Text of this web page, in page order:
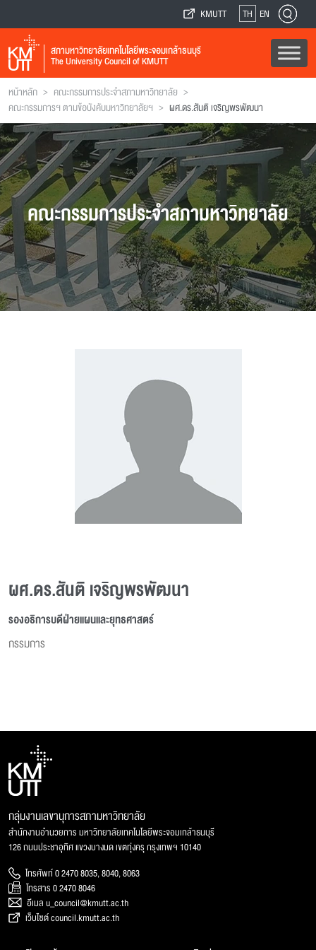
KMUTT TH EN
สภามหาวิทยาลัยเทคโนโลยีพระจอมเกล้าธนบุรี
The University Council of KMUTT
หน้าหลัก > คณะกรรมการประจำสภามหาวิทยาลัย >
คณะกรรมการฯ ตามข้อบังคับมหาวิทยาลัยฯ > ผศ.ดร.สันติ เจริญพรพัฒนา
คณะกรรมการประจำสภามหาวิทยาลัย
ผศ.ดร.สันติ เจริญพรพัฒนา
รองอธิการบดีฝ่ายแผนและยุทธศาสตร์
กรรมการ
กลุ่มงานเลขานุการสภามหาวิทยาลัย
สำนักงานอำนวยการ มหาวิทยาลัยเทคโนโลยีพระจอมเกล้าธนบุรี
126 ถนนประชาอุทิศ แขวงบางมด เขตทุ่งครุ กรุงเทพฯ 10140
โทรศัพท์ 0 2470 8035, 8040, 8063
โทรสาร 0 2470 8046
อีเมล u_council@kmutt.ac.th
เว็บไซต์ council.kmutt.ac.th